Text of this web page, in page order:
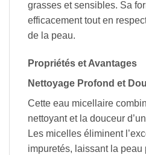
grasses et sensibles. Sa
efficacement tout en
de la peau.
Propriétés et Avantages
Nettoyage Profond et
Cette eau micellaire
nettoyant et la douceur
Les micelles éliminent
impuretés, laissant la peau